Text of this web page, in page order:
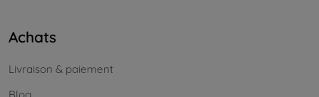
Achats
Livraison & paiement
Blog